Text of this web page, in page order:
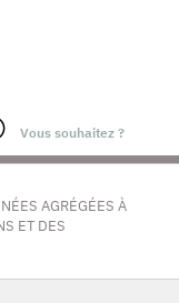
AGRÉGÉES À
ET DES